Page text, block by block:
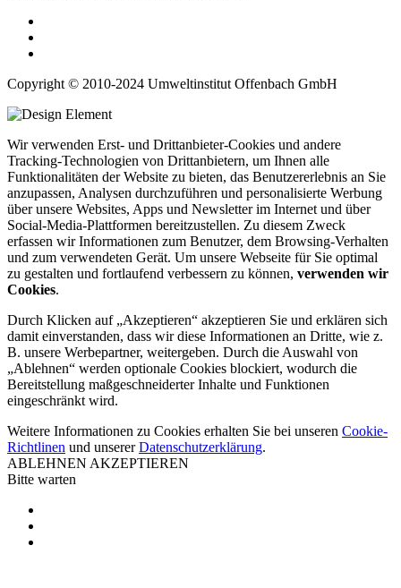
Copyright © 2010-2024 Umweltinstitut Offenbach GmbH
Wir verwenden Erst- und Drittanbieter-Cookies und andere
Tracking-Technologien von Drittanbietern, um Ihnen alle
Funktionalitäten der Website zu bieten, das Benutzererlebnis an Sie
anzupassen, Analysen durchzuführen und personalisierte Werbung
über unsere Websites, Apps und Newsletter im Internet und über
Social-Media-Plattformen bereitzustellen. Zu diesem Zweck
erfassen wir Informationen zum Benutzer, dem Browsing-Verhalten
und zum verwendeten Gerät. Um unsere Webseite für Sie optimal
zu gestalten und fortlaufend verbessern zu können, verwenden wir
Cookies.
Durch Klicken auf „Akzeptieren“ akzeptieren Sie und erklären sich
damit einverstanden, dass wir diese Informationen an Dritte, wie z.
B. unsere Werbepartner, weitergeben. Durch die Auswahl von
„Ablehnen“ werden optionale Cookies blockiert, wodurch die
Bereitstellung maßgeschneiderter Inhalte und Funktionen
eingeschränkt wird.
Weitere Informationen zu Cookies erhalten Sie bei unseren Cookie-
Richtlinen und unsererDatenschutzerklärung.
ABLEHNEN AKZEPTIEREN
Bitte warten